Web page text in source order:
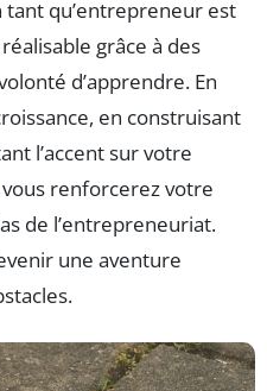
qu’entrepreneur est
grâce à des
d’apprendre. En
en construisant
l’accent sur votre
vous renforcerez votre
de l’entrepreneuriat.
une aventure